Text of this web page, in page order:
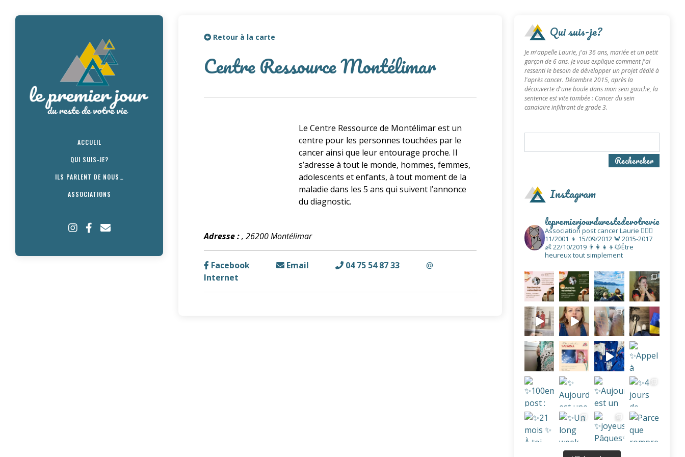
ACCUEIL
QUI SUIS-JE?
ILS PARLENT DE NOUS…
ASSOCIATIONS
Retour à la carte
Centre Ressource Montélimar
Le Centre Ressource de Montélimar est un
centre pour les personnes touchées par le
cancer ainsi que leur entourage proche. Il
s’adresse à tout le monde, hommes, femmes,
adolescents et enfants, à tout moment de la
maladie dans les 5 ans qui suivent l’annonce
du diagnostic.
Adresse :, 26200 Montélimar
Facebook Email 04 75 54 87 33
@
Internet
Qui suis-je?
Je m'appelle Laurie, j'ai 36 ans, mariée et un petit
garçon de 6 ans. Je vous explique comment j'ai
ressenti le besoin de développer un projet dédié à
l'après cancer. Décembre 2015, après la
découverte d'une boule dans mon sein gauche, la
sentence est vite tombée : Cancer du sein
canalaire infiltrant de grade 3.
Rechercher
Instagram
lepremierjourdurestedevotrevie
Association post cancerLaurie 👩‍❤️‍👨
11/2001 👦 15/09/2012🦀 2015-2017
👶 22/10/2019👨‍👩‍👧‍👦🐱Être
heureux tout simplement